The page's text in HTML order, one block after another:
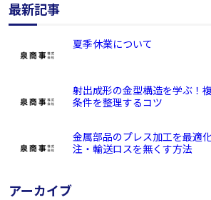
最新記事
夏季休業について
射出成形の金型構造を学ぶ！
条件を整理するコツ
金属部品のプレス加工を最適
注・輸送ロスを無くす方法
アーカイブ